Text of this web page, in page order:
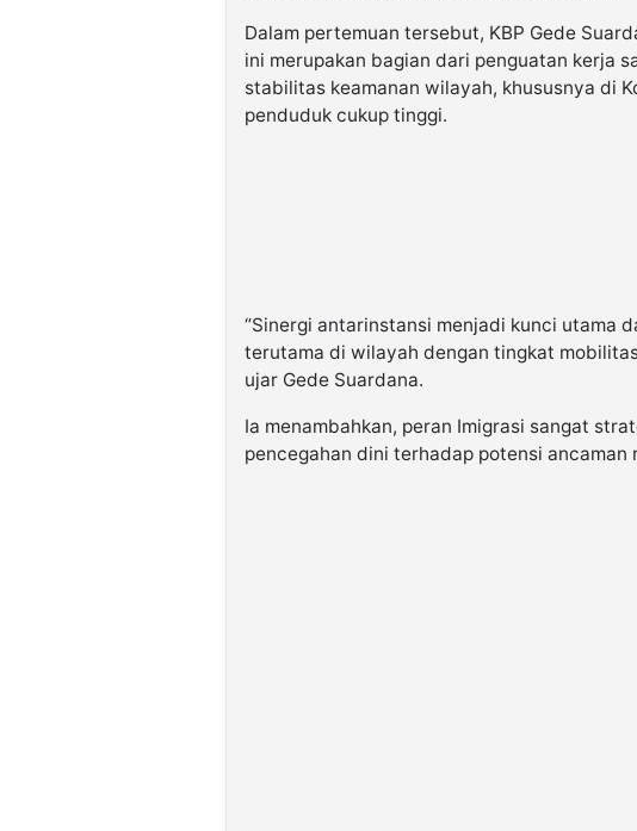
Dalam pertemuan tersebut, KBP Gede
ini merupakan bagian dari penguatan kerja
stabilitas keamanan wilayah, khususnya di
penduduk cukup tinggi.
“Sinergi antarinstansi menjadi kunci utama
terutama di wilayah dengan tingkat
ujar Gede Suardana.
Ia menambahkan, peran Imigrasi sangat
pencegahan dini terhadap potensi ancaman